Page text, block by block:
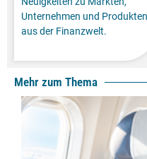
Unternehmen und Produkten
aus der Finanzwelt.
Mehr zum Thema